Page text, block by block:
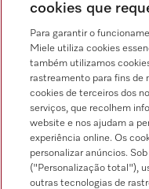
Miele no Instagram
Miele no Miele
cookies que
Para garantir o
Miele utiliza cookies
também utilizamos
rastreamento para fins de
cookies de terceiros dos
serviços, que recolhem
website e nos ajudam a
experiência online. Os
personalizar anúncios.
("Personalização total"),
outras tecnologias de